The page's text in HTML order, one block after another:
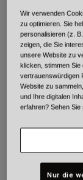
Local Solid
Artikelnr.33958
Price reduced
54,95 €to
Farben -Mattes
Wir verwenden
zu optimieren. Sie
personalisieren (z.
zeigen, die Sie
unsere Website zu
klicken, stimmen Sie
vertrauenswürdigen
Website zu
und Ihre digitalen
erfahren? Sehen
Nur die